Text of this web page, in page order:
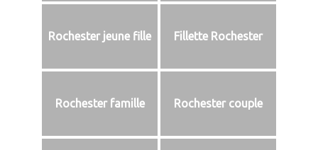
Rochester jeune fille Fillette Rochester
Rochester famille Rochester couple